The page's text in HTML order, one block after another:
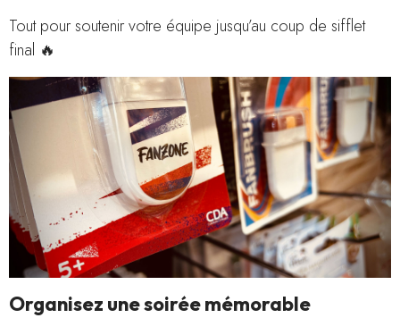
Tout pour soutenir votre équipe jusqu’au coup de sifflet
final 🔥
Organisez une soirée mémorable